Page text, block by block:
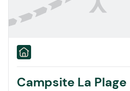
Campsite La Plage